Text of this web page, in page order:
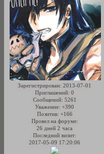
Зарегистрирован: 2013-07-01
Приглашений: 0
Сообщений: 5261
Уважение: +390
Позитив: +166
Провел на форуме:
26 дней 2 часа
Последний визит:
2017-05-09 17:20:06